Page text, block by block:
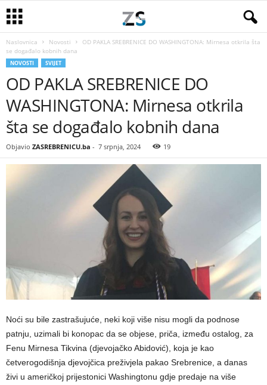
Naslovnica Novosti
OD PAKLA SREBRENICE DO WASHINGTONA: Mirnesa otkrila šta
se događalo kobnih dana
NOVOSTI SVIJET
OD PAKLA SREBRENICE DO
WASHINGTONA: Mirnesa otkrila
šta se događalo kobnih dana
Objavio ZASREBRENICU.ba - 7 srpnja, 2024 19
Noći su bile zastrašujuće, neki koji više nisu mogli da podnose
patnju, uzimali bi konopac da se objese, priča, između ostalog, za
Fenu Mirnesa Tikvina (djevojačko Abidović), koja je kao
četverogodišnja djevojčica preživjela pakao Srebrenice, a danas
živi u američkoj prijestonici Washingtonu gdje predaje na više